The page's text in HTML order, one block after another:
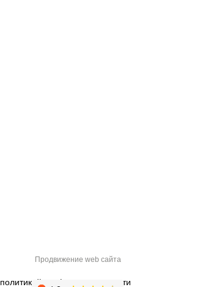
Продвижение web сайта
политикой конфиденциальности